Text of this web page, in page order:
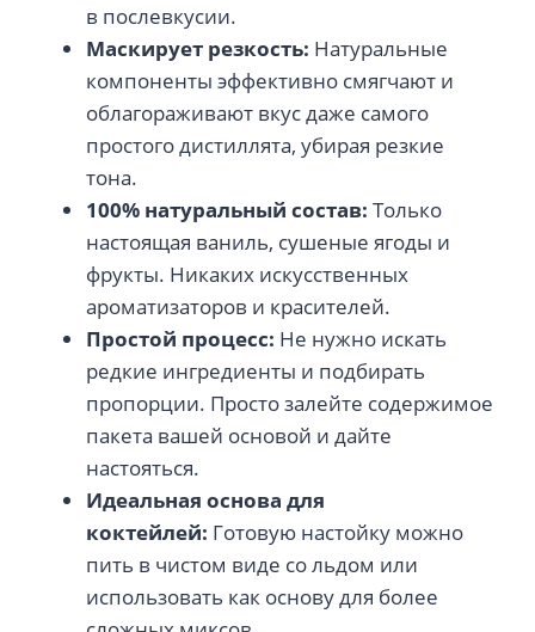
в послевкусии.
Маскирует резкость: Натуральные
компоненты эффективно смягчают и
облагораживают вкус даже самого
простого дистиллята, убирая резкие
тона.
100% натуральный состав: Только
настоящая ваниль, сушеные ягоды и
фрукты. Никаких искусственных
ароматизаторов и красителей.
Простой процесс: Не нужно искать
редкие ингредиенты и подбирать
пропорции. Просто залейте содержимое
пакета вашей основой и дайте
настояться.
Идеальная основа для
коктейлей: Готовую настойку можно
пить в чистом виде со льдом или
использовать как основу для более